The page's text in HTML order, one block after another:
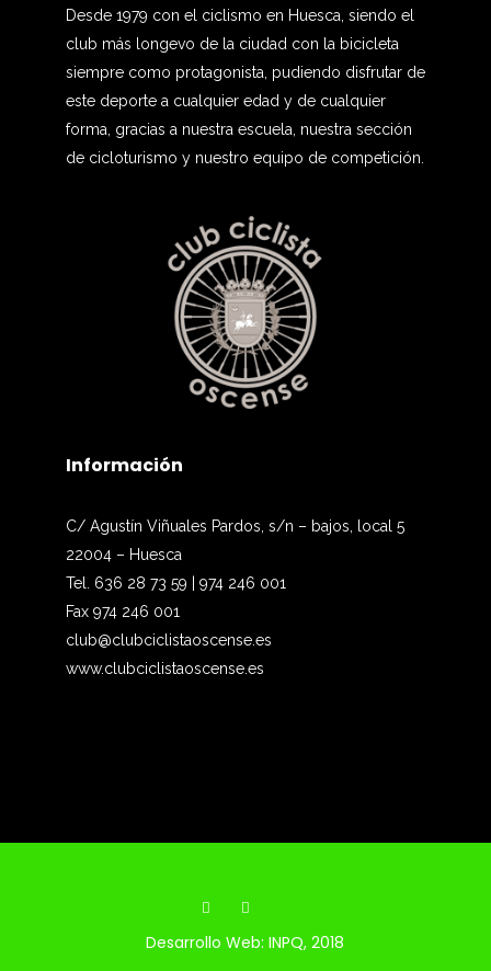
Desde 1979 con el ciclismo en Huesca, siendo el
club más longevo de la ciudad con la bicicleta
siempre como protagonista, pudiendo disfrutar de
este deporte a cualquier edad y de cualquier
forma, gracias a nuestra escuela, nuestra sección
de cicloturismo y nuestro equipo de competición.
Información
C/ Agustín Viñuales Pardos, s/n – bajos, local 5
22004 – Huesca
Tel. 636 28 73 59 | 974 246 001
Fax 974 246 001
club@clubciclistaoscense.es
www.clubciclistaoscense.es
Desarrollo Web:INPQ, 2018